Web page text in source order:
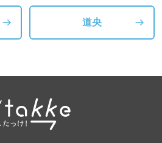
道央